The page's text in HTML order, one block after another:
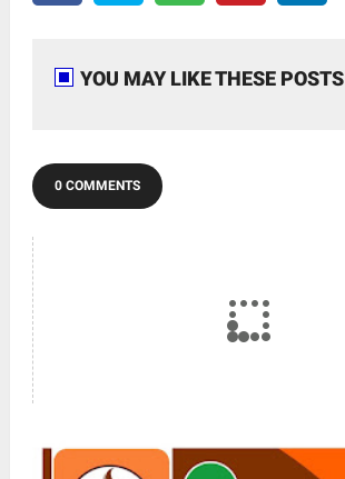
YOU MAY LIKE THESE POSTS
0 COMMENTS